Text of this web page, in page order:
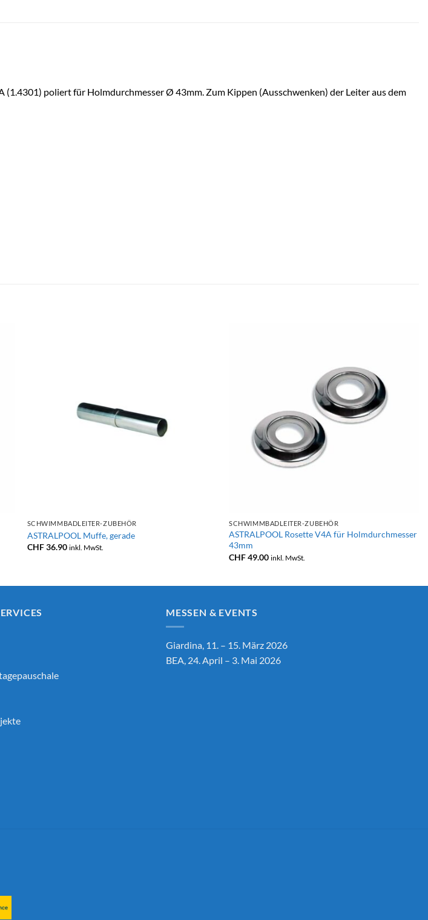
poliert für Holmdurchmesser Ø 43mm. Zum Kippen (Ausschwenken) der Leiter aus dem
SCHWIMMBADLEITER-ZUBEHÖR
ASTRALPOOL Muffe, gerade
CHF36.90 inkl. MwSt.
SCHWIMMBADLEITER-ZUBEHÖR
ASTRALPOOL Rosette V4A für Holmdurchmesser
43mm
CHF49.00 inkl. MwSt.
MESSEN & EVENTS
Giardina, 11. – 15. März 2026
BEA, 24. April – 3. Mai 2026